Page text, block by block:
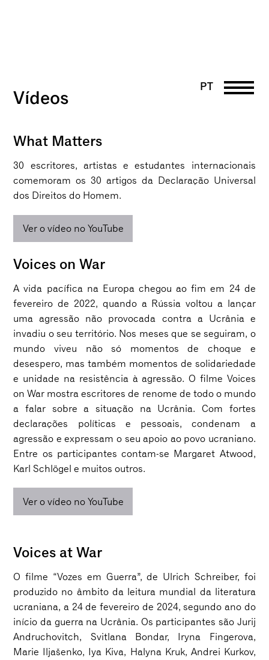
PT
Vídeos
What Matters
30 escritores, artistas e estudantes internacionais
comemoram os 30 artigos da Declaração Universal
dos Direitos do Homem.
Ver o vídeo no YouTube
Voices on War
A vida pacífica na Europa chegou ao fim em 24 de
fevereiro de 2022, quando a Rússia voltou a lançar
uma agressão não provocada contra a Ucrânia e
invadiu o seu território. Nos meses que se seguiram, o
mundo viveu não só momentos de choque e
desespero, mas também momentos de solidariedade
e unidade na resistência à agressão. O filme Voices
on War mostra escritores de renome de todo o mundo
a falar sobre a situação na Ucrânia. Com fortes
declarações políticas e pessoais, condenam a
agressão e expressam o seu apoio ao povo ucraniano.
Entre os participantes contam-se Margaret Atwood,
Karl Schlögel e muitos outros.
Ver o vídeo no YouTube
Voices at War
O filme “Vozes em Guerra”, de Ulrich Schreiber, foi
produzido no âmbito da leitura mundial da literatura
ucraniana, a 24 de fevereiro de 2024, segundo ano do
início da guerra na Ucrânia. Os participantes são Jurij
Andruchovitch, Svitlana Bondar, Iryna Fingerova,
Marie Iljašenko, Iya Kiva, Halyna Kruk, Andrei Kurkov,